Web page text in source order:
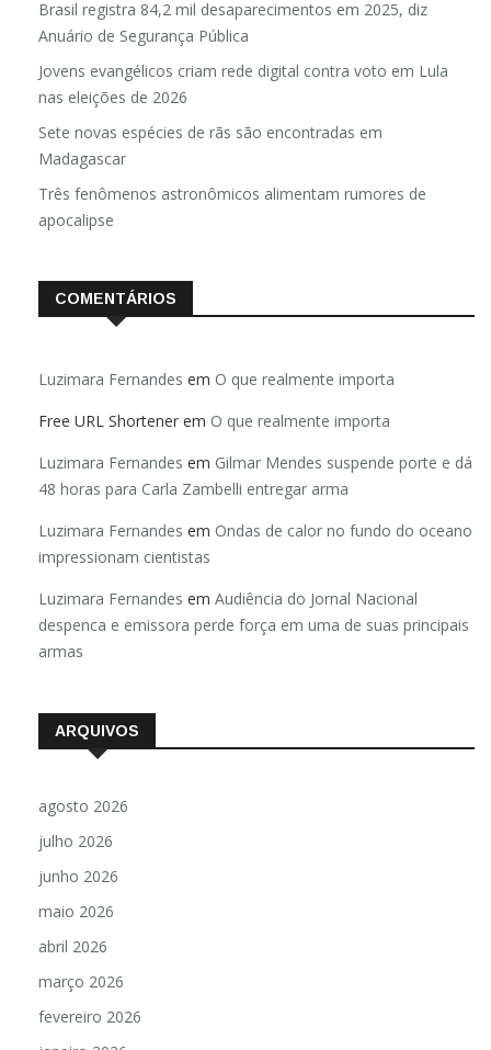
Brasil registra 84,2 mil desaparecimentos em 2025, diz
Anuário de Segurança Pública
Jovens evangélicos criam rede digital contra voto em Lula
nas eleições de 2026
Sete novas espécies de rãs são encontradas em
Madagascar
Três fenômenos astronômicos alimentam rumores de
apocalipse
COMENTÁRIOS
Luzimara Fernandes em O que realmente importa
Free URL Shortener em O que realmente importa
Luzimara Fernandes em Gilmar Mendes suspende porte e dá
48 horas para Carla Zambelli entregar arma
Luzimara Fernandes em Ondas de calor no fundo do oceano
impressionam cientistas
Luzimara Fernandes em Audiência do Jornal Nacional
despenca e emissora perde força em uma de suas principais
armas
ARQUIVOS
agosto 2026
julho 2026
junho 2026
maio 2026
abril 2026
março 2026
fevereiro 2026